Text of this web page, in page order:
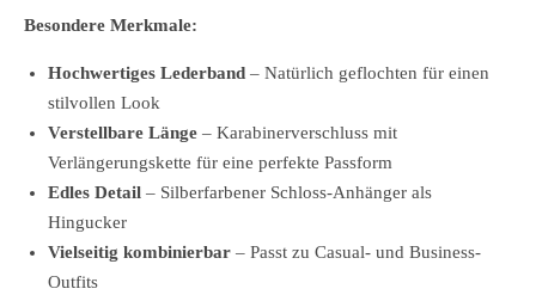
Besondere Merkmale:
Hochwertiges Lederband – Natürlich geflochten für einen
stilvollen Look
Verstellbare Länge – Karabinerverschluss mit
Verlängerungskette für eine perfekte Passform
Edles Detail – Silberfarbener Schloss-Anhänger als
Hingucker
Vielseitig kombinierbar – Passt zu Casual- und Business-
Outfits